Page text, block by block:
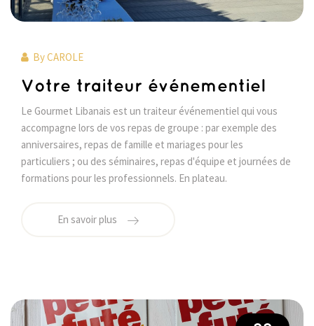
ByCAROLE
Votre traiteur événementiel
Le Gourmet Libanais est un traiteur événementiel qui vous
accompagne lors de vos repas de groupe : par exemple des
anniversaires, repas de famille et mariages pour les
particuliers ; ou des séminaires, repas d'équipe et journées de
formations pour les professionnels. En plateau.
En savoir plus